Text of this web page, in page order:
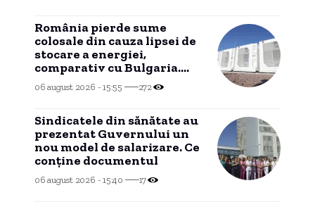
România pierde sume
colosale din cauza lipsei de
stocare a energiei,
comparativ cu Bulgaria.
„Miniștrii n-au făcut un
lucru simplu”
06 august 2026 - 15:55 272
Sindicatele din sănătate au
prezentat Guvernului un
nou model de salarizare. Ce
conține documentul
06 august 2026 - 15:40 17